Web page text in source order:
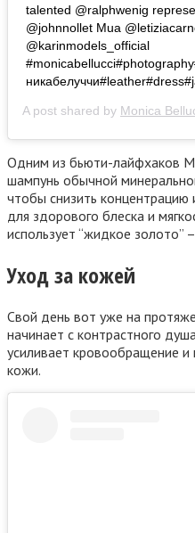
talented @ralphwenig
@johnnollet Mua
@karinmodels_official
A post shared by Monica
Одним из бьюти-лайфхаков
шампунь обычной
чтобы снизить концентрацию
для здорового блеска и
использует “жидкое золото”
Уход за кожей
Свой день вот уже на
начинает с контрастного
усиливает кровообращение
кожи.